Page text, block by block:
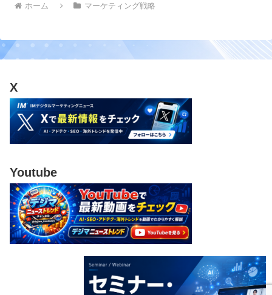
ホーム マーケティング戦略
X
Youtube